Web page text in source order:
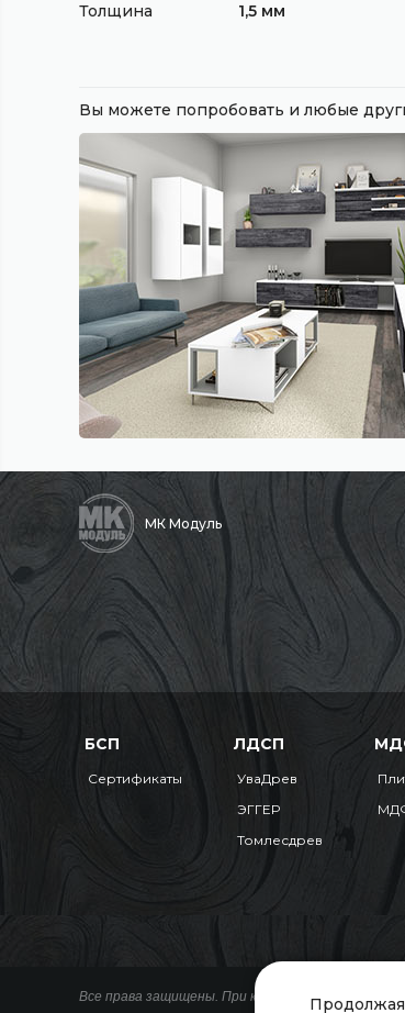
Толщина 1,5 мм
Вы можете попробовать и любые
МК Модуль
БСП
Сертификаты
ЛДСП
УваДрев
ЭГГЕР
Томлесдрев
Все права защищены. При копированииПродолжая